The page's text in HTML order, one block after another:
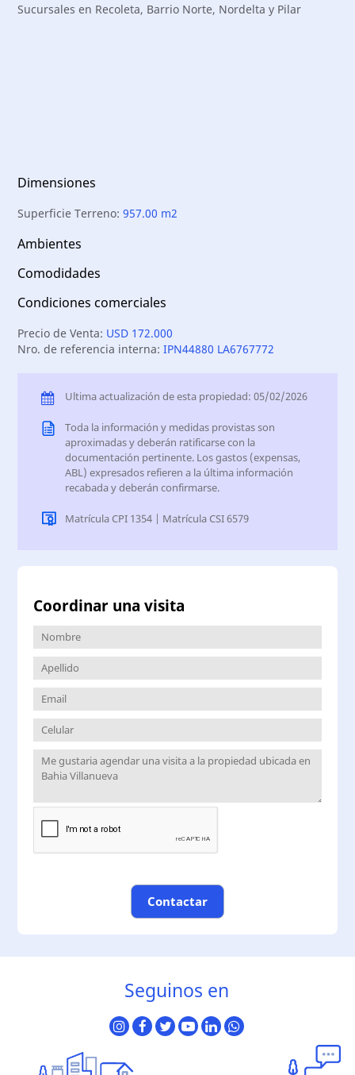
Sucursales en Recoleta, Barrio Norte, Nordelta y Pilar
Dimensiones
Superficie Terreno:957.00 m2
Ambientes
Comodidades
Condiciones comerciales
Precio de Venta: USD 172.000
Nro. de referencia interna:IPN44880 LA6767772
Ultima actualización de esta propiedad: 05/02/2026
Toda la información y medidas provistas son
aproximadas y deberán ratificarse con la
documentación pertinente. Los gastos (expensas,
ABL) expresados refieren a la última información
recabada y deberán confirmarse.
Matrícula CPI 1354 | Matrícula CSI 6579
Coordinar una visita
Contactar
Seguinos en